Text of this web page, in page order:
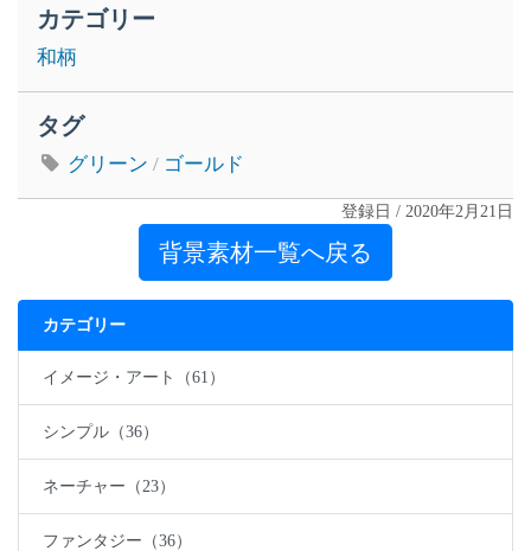
カテゴリー
和柄
タグ
グリーン / ゴールド
登録日 / 2020年2月21日
背景素材一覧へ戻る
カテゴリー
イメージ・アート（61）
シンプル（36）
ネーチャー（23）
ファンタジー（36）